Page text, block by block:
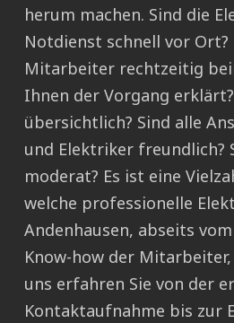
herum machen. Sind die
Notdienst schnell vor Ort?
Mitarbeiter rechtzeitig
Ihnen der Vorgang
übersichtlich? Sind alle
und Elektriker freundlich?
moderat? Es ist eine
welche professionelle
Andenhausen, abseits
Know-how der Mitarbeiter,
uns erfahren Sie von der
Kontaktaufnahme bis zur